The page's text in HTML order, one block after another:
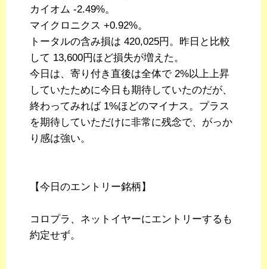
カイオム -2.49%。
マイクロニクス +0.92%。
トータルの含み損は 420,025円。昨日と比較
して 13,600円ほど損失が増えた。
今日は、寄り付き直後は全体で 2%以上上昇
していたために今日も期待していたのだが、
終わってみれば 1%ほどのマイナス。プラス
を期待していただけに非常に残念で、がっか
り感は強い。
【今日のエントリー銘柄】
コロプラ、ネットイヤーにエントリーするも
約定せず。